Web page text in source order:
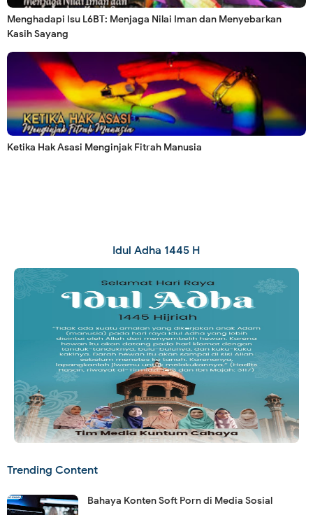
Menghadapi Isu L6BT: Menjaga Nilai Iman dan Menyebarkan
Kasih Sayang
Ketika Hak Asasi Menginjak Fitrah Manusia
Idul Adha 1445 H
Trending Content
Bahaya Konten Soft Porn di Media Sosial